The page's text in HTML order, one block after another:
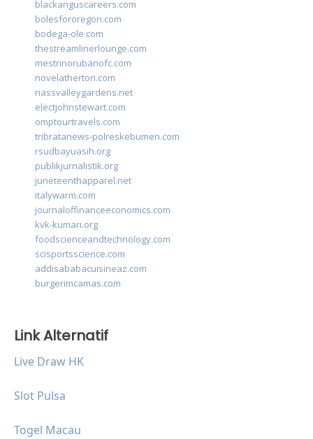
blackanguscareers.com
bolesfororegon.com
bodega-ole.com
thestreamlinerlounge.com
mestrinorubanofc.com
novelatherton.com
nassvalleygardens.net
electjohnstewart.com
omptourtravels.com
tribratanews-polreskebumen.com
rsudbayuasih.org
publikjurnalistik.org
juneteenthapparel.net
italywarm.com
journaloffinanceeconomics.com
kvk-kumari.org
foodscienceandtechnology.com
scisportsscience.com
addisababacuisineaz.com
burgerimcamas.com
Link Alternatif
Live Draw HK
Slot Pulsa
Togel Macau